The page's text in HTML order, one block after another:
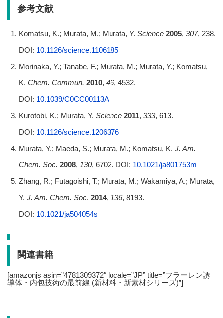
参考文献
Komatsu, K.; Murata, M.; Murata, Y. Science 2005, 307, 238.
DOI: 10.1126/science.1106185
Morinaka, Y.; Tanabe, F.; Murata, M.; Murata, Y.; Komatsu,
K. Chem. Commun. 2010, 46, 4532.
DOI: 10.1039/C0CC00113A
Kurotobi, K.; Murata, Y. Science 2011, 333, 613.
DOI: 10.1126/science.1206376
Murata, Y.; Maeda, S.; Murata, M.; Komatsu, K. J. Am.
Chem. Soc. 2008, 130, 6702. DOI: 10.1021/ja801753m
Zhang, R.; Futagoishi, T.; Murata, M.; Wakamiya, A.; Murata,
Y. J. Am. Chem. Soc. 2014, 136, 8193.
DOI: 10.1021/ja504054s
関連書籍
[amazonjs asin=”4781309372″ locale=”JP” title=”フラーレン誘
導体・内包技術の最前線 (新材料・新素材シリーズ)”]